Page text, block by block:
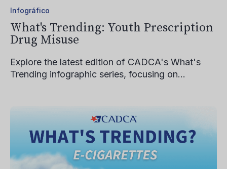
Infográfico
What's Trending: Youth Prescription
Drug Misuse
Explore the latest edition of CADCA's What's
Trending infographic series, focusing on...